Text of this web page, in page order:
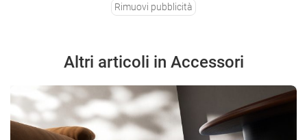
Rimuovi pubblicità
Altri articoli in Accessori